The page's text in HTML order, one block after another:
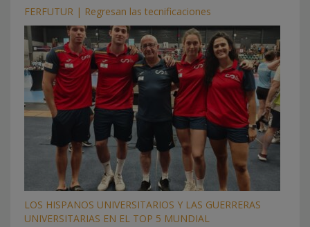
FERFUTUR | Regresan las tecnificaciones
LOS HISPANOS UNIVERSITARIOS Y LAS GUERRERAS
UNIVERSITARIAS EN EL TOP 5 MUNDIAL